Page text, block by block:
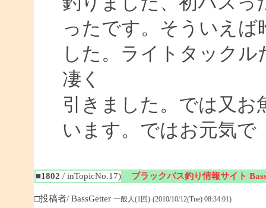
ったです。そういえ
した。ライトタック
凄く
引きました。では又お
います。ではお元気で
■1802 / inTopicNo.17) ブラックバス釣り情報サイト
□投稿者/ BassGetter 一般人(1回)-(2010/10/12(Tue) 08:34:01)